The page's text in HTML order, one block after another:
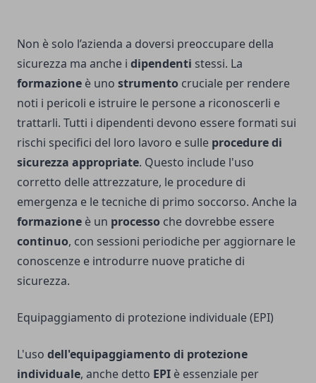
Non è solo l’azienda a doversi preoccupare della
sicurezza ma anche i dipendenti stessi. La
formazione è uno strumento cruciale per rendere
noti i pericoli e istruire le persone a riconoscerli e
trattarli. Tutti i dipendenti devono essere formati sui
rischi specifici del loro lavoro e sulle procedure di
sicurezza appropriate. Questo include l'uso
corretto delle attrezzature, le procedure di
emergenza e le tecniche di primo soccorso. Anche la
formazione è un processo che dovrebbe essere
continuo, con sessioni periodiche per aggiornare le
conoscenze e introdurre nuove pratiche di
sicurezza.
Equipaggiamento di protezione individuale (EPI)
L'uso dell'equipaggiamento di protezione
individuale, anche detto EPI è essenziale per